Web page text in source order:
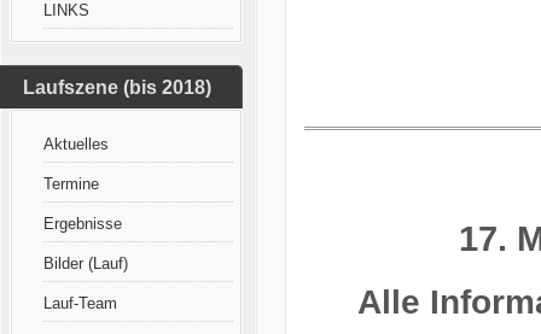
LINKS
Laufszene (bis 2018)
Aktuelles
Termine
Ergebnisse
Bilder (Lauf)
Lauf-Team
17.
Alle